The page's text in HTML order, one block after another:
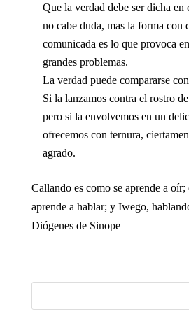
Que la verdad debe ser dicha en
no cabe duda, mas la forma con
comunicada es lo que provoca
grandes problemas.
La verdad puede compararse
Si la lanzamos contra el rostro
pero si la envolvemos en un
ofrecemos con ternura,
agrado.
Callando es como se aprende a oír;
aprende a hablar; y Iwego,
Diógenes de Sinope